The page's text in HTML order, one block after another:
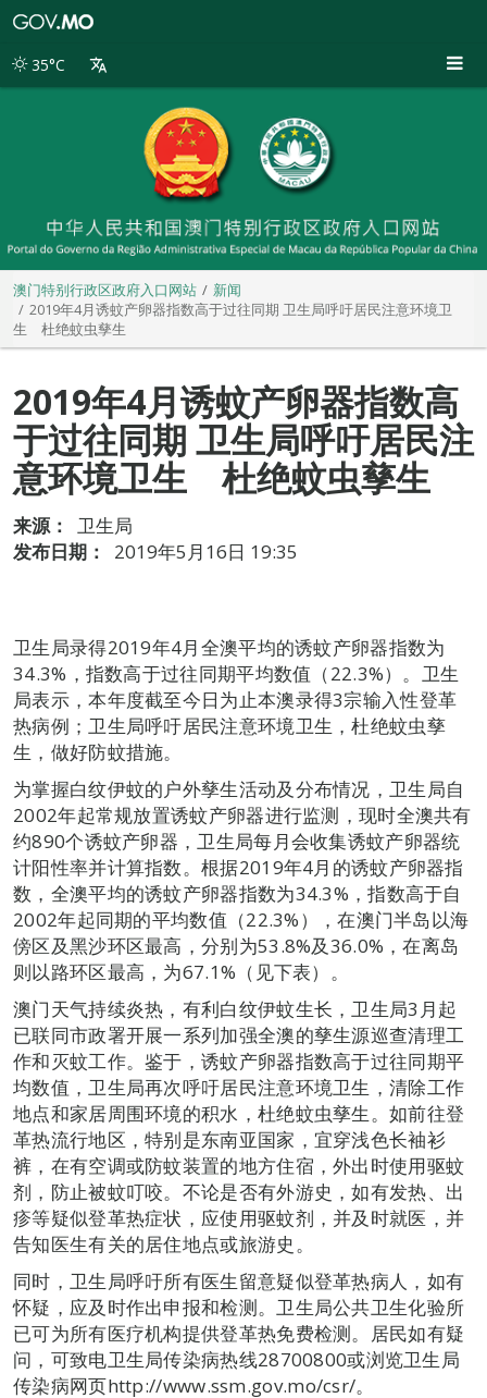
别
35°C
澳门特别行政区政府入口网站
新闻
2019年4月诱蚊产卵器指数高于过往同期 卫生局呼吁居民注意环境卫
生 杜绝蚊虫孳生
2019年4月诱蚊产卵器指数高
于过往同期 卫生局呼吁居民注
意环境卫生 杜绝蚊虫孳生
来源：
卫生局
发布日期：
2019年5月16日 19:35
卫生局录得2019年4月全澳平均的诱蚊产卵器指数为
34.3%，指数高于过往同期平均数值（22.3%）。卫生
局表示，本年度截至今日为止本澳录得3宗输入性登革
热病例；卫生局呼吁居民注意环境卫生，杜绝蚊虫孳
生，做好防蚊措施。
为掌握白纹伊蚊的户外孳生活动及分布情况，卫生局自
2002年起常规放置诱蚊产卵器进行监测，现时全澳共有
约890个诱蚊产卵器，卫生局每月会收集诱蚊产卵器统
计阳性率并计算指数。根据2019年4月的诱蚊产卵器指
数，全澳平均的诱蚊产卵器指数为34.3%，指数高于自
2002年起同期的平均数值（22.3%），在澳门半岛以海
傍区及黑沙环区最高，分别为53.8%及36.0%，在离岛
则以路环区最高，为67.1%（见下表）。
澳门天气持续炎热，有利白纹伊蚊生长，卫生局3月起
已联同市政署开展一系列加强全澳的孳生源巡查清理工
作和灭蚊工作。鉴于，诱蚊产卵器指数高于过往同期平
均数值，卫生局再次呼吁居民注意环境卫生，清除工作
地点和家居周围环境的积水，杜绝蚊虫孳生。如前往登
革热流行地区，特别是东南亚国家，宜穿浅色长袖衫
裤，在有空调或防蚊装置的地方住宿，外出时使用驱蚊
剂，防止被蚊叮咬。不论是否有外游史，如有发热、出
疹等疑似登革热症状，应使用驱蚊剂，并及时就医，并
告知医生有关的居住地点或旅游史。
同时，卫生局呼吁所有医生留意疑似登革热病人，如有
怀疑，应及时作出申报和检测。卫生局公共卫生化验所
已可为所有医疗机构提供登革热免费检测。居民如有疑
问，可致电卫生局传染病热线28700800或浏览卫生局
传染病网页http://www.ssm.gov.mo/csr/。